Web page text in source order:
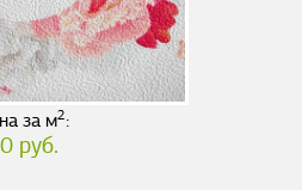
за м2:
руб.